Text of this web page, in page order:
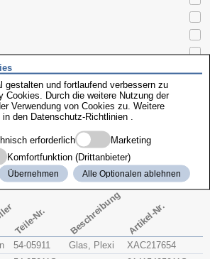
Teile-Nr. Beschreibung Artikel-Nr.
54-05911 Glas, Plexi
XAC217654
gestalten und fortlaufend verbessern zu
Cookies. Durch die weitere Nutzung der
Verwendung von Cookies zu. Weitere
in den Datenschutz-Richtlinien
erforderlich
Marketing
Komfortfunktion (Drittanbieter)
Übernehmen Alle Optionalen ablehnen